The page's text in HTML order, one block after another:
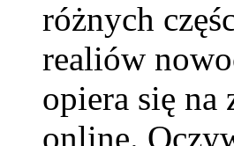
różnych
realiów
opiera się na
online.